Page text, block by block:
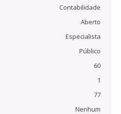
Contabilidade
Aberto
Especialista
Público
60
1
77
Nenhum